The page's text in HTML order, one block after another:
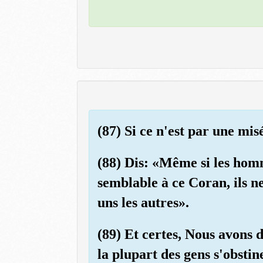
(87) Si ce n'est par une
(88) Dis: «Même si les
semblable à ce Coran, ils
uns les autres».
(89) Et certes, Nous avons
la plupart des gens